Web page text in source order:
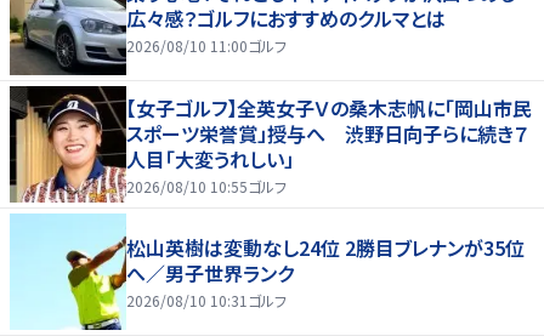
広々感？ゴルフにおすすめのクルマとは
2026/08/10 11:00ゴルフ
【女子ゴルフ】全英女子Ｖの桑木志帆に「岡山市民
スポーツ栄誉賞」授与へ 渋野日向子らに続き７
人目「大変うれしい」
2026/08/10 10:55ゴルフ
松山英樹は変動なし24位 2勝目ブレナンが35位
へ／男子世界ランク
2026/08/10 10:31 ゴルフ